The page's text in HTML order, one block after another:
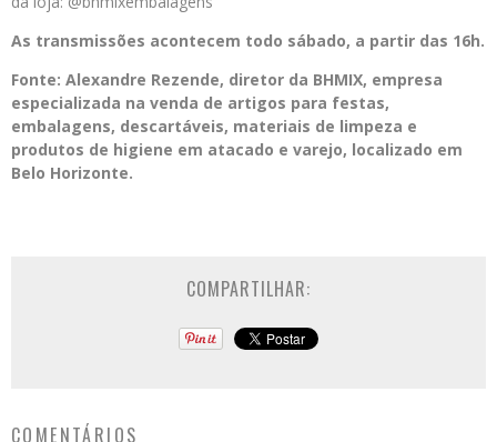
As transmissões acontecem todo sábado, a partir das 16h.
Fonte: Alexandre Rezende, diretor da BHMIX, empresa
especializada na venda de artigos para festas,
embalagens, descartáveis, materiais de limpeza e
produtos de higiene em atacado e varejo, localizado em
Belo Horizonte.
COMPARTILHAR:
COMENTÁRIOS